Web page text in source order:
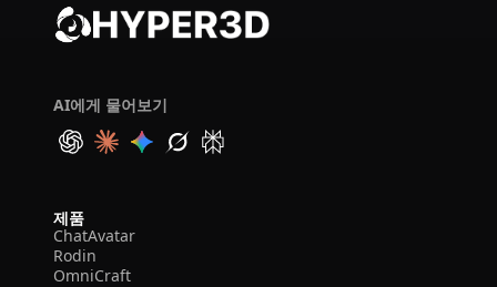
AI에게 물어보기
제품
ChatAvatar
Rodin
OmniCraft